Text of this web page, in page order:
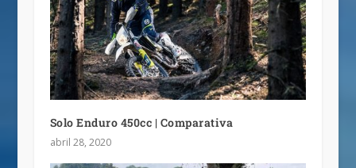
Solo Enduro 450cc | Comparativa
abril 28, 2020